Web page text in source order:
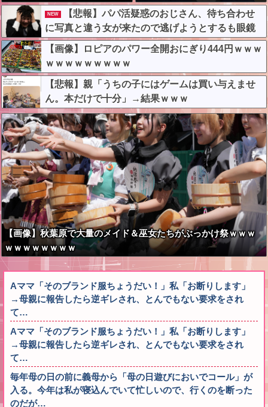
ていた・・・
NEW
【悲報】パパ活疑惑のおじさん、待ち合わせ
に写真と違う女が来たので逃げようとするも眼鏡
を奪われ可哀想なことになっているところを激写
されてしまう…
【画像】ロピアのパワー全開おにぎり444円ｗｗｗ
ｗｗｗｗｗｗｗｗｗ
【悲報】親「うちの子にはゲームは買い与えませ
ん。本だけで十分」→結果ｗｗｗ
【画像】秋葉原で大量のメイド＆巫女たちがぶっかけ祭ｗｗｗ
ｗｗｗｗｗｗｗｗ
Aママ「そのブランド服ちょうだい！」私「お断りします」
→母親に報告したら逆ギレされ、とんでもない要求をされ
て…
Aママ「そのブランド服ちょうだい！」私「お断りします」
→母親に報告したら逆ギレされ、とんでもない要求をされ
て…
毎年母の日の前に義母から「母の日遊びにおいでコール」が
入る。今年は私が寝込んでいて忙しいので、行くのを断った
のだが…